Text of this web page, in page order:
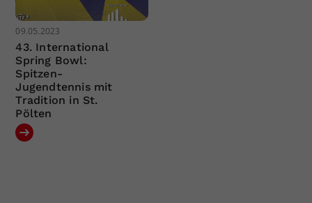
09.05.2023
43. International
Spring Bowl:
Spitzen-
Jugendtennis mit
Tradition in St.
Pölten